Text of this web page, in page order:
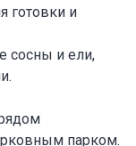
готовки и
сосны и ели,
парком.